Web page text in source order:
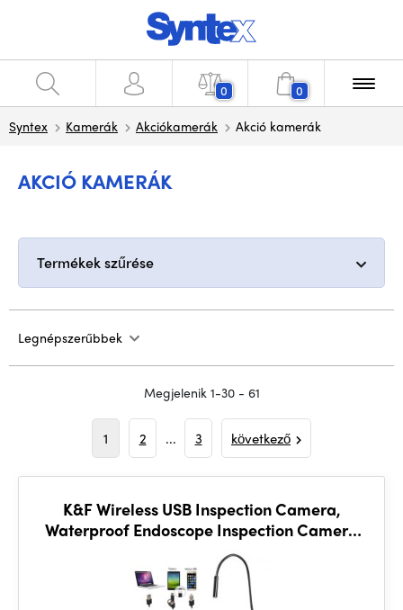
0 0
Syntex Kamerák Akciókamerák Akció kamerák
AKCIÓ KAMERÁK
Termékek szűrése
Legnépszerűbbek
Megjelenik 1-30 - 61
1 2 ... 3 következő
K&F Wireless USB Inspection Camera,
Waterproof Endoscope Inspection Camera
with 6 LED Lights, 3 in 1